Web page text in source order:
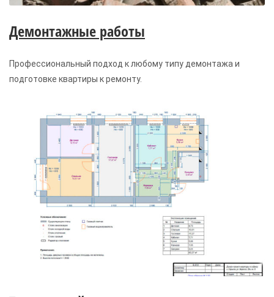
Демонтажные работы
Профессиональный подход к любому типу демонтажа и
подготовке квартиры к ремонту.